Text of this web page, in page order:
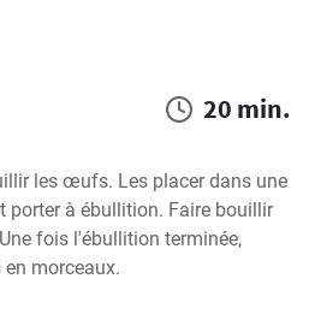
20 min.
les œufs. Les placer dans une
porter à ébullition. Faire bouillir
fois l'ébullition terminée,
morceaux.